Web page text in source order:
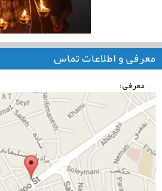
معرفی و اطلاعات تماس
معرفی: